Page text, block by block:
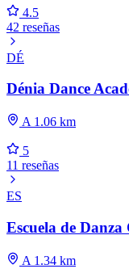
4.5
42 reseñas
DÉ
Dénia Dance
A 1.06 km
5
11 reseñas
ES
Escuela de
A 1.34 km